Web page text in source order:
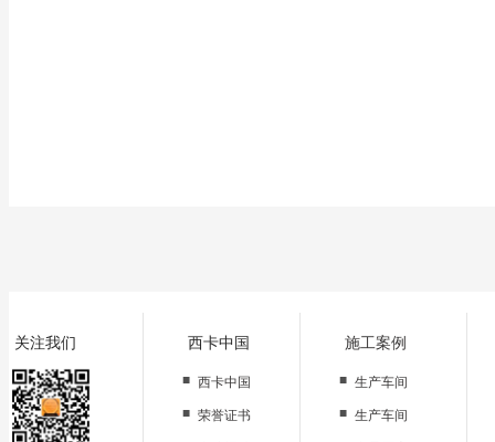
关注我们 西卡中国
■ 西卡中国
■ 荣誉证书
施工案例
■ 生产车间
■ 生产车间